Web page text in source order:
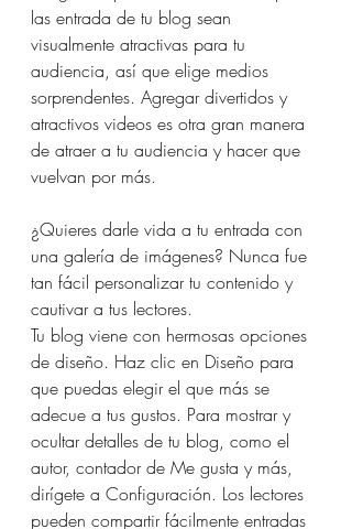
Porte costumes for ladies.
las entrada de tu blog sean
visualmente atractivas para tu
audiencia, así que elige medios
sorprendentes. Agregar divertidos y
atractivos videos es otra gran manera
de atraer a tu audiencia y hacer que
vuelvan por más.
¿Quieres darle vida a tu entrada con
una galería de imágenes? Nunca fue
tan fácil personalizar tu contenido y
cautivar a tus lectores.
Tu blog viene con hermosas opciones
de diseño. Haz clic en Diseño para
que puedas elegir el que más se
adecue a tus gustos. Para mostrar y
ocultar detalles de tu blog, como el
autor, contador de Me gusta y más,
dirígete a Configuración. Los lectores
pueden compartir fácilmente entradas